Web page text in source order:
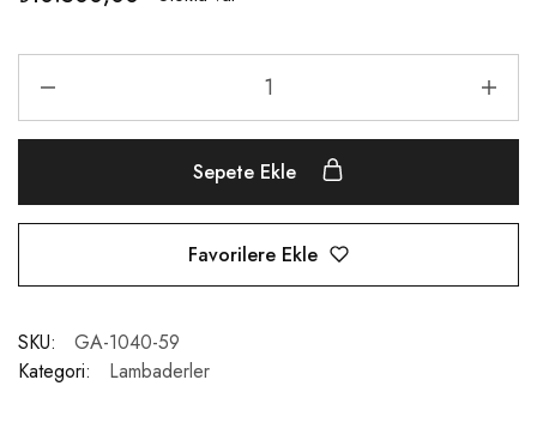
Sepete Ekle
Favorilere Ekle
SKU:
GA-1040-59
Kategori:
Lambaderler